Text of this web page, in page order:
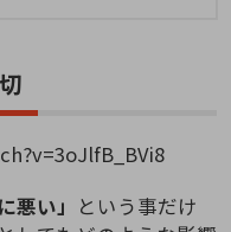
悪い」 という事だけ